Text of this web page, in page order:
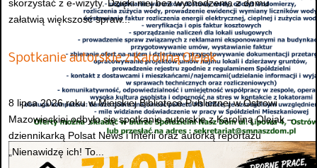
skorzystać z e-wizyty. Dzięki niej bez wychodzenia z domu
załatwią większość spraw...
Spotkanie autorskie z Karoliną Olejak
8 lipca 2026 roku w Miejskiej Bibliotece Publicznej w Ostrowi
Mazowieckiej odbyło się spotkanie autorskie z Karoliną Olejak –
dziennikarką Polsat News i Interii oraz autorką reportażu
„Nienawidzę ich! To...